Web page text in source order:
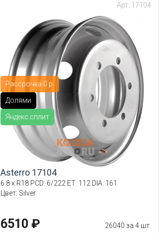
Рассрочка 0 р.
Долями
Яндекс.сплит
Арт: 17104
Asterro 17104
6.8 x R18 PCD: 6/222 ET: 112 DIA: 161
Цвет: Silver
6510 ₽ 26040 за 4 шт.